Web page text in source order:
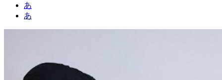
あ
あ